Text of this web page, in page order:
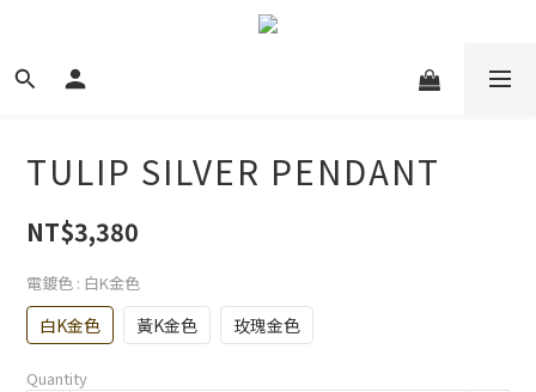
TULIP SILVER PENDANT
NT$3,380
電鍍色 : 白K金色
白K金色 黃K金色 玫瑰金色
Quantity